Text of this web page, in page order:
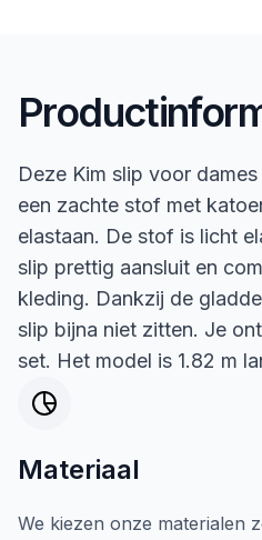
Deze Kim slip voor
een zachte stof met
elastaan. De stof is licht
slip prettig aansluit en
kleding. Dankzij de
slip bijna niet zitten. Je
set. Het model is 1.82 m
Materiaal
We kiezen onze materialen